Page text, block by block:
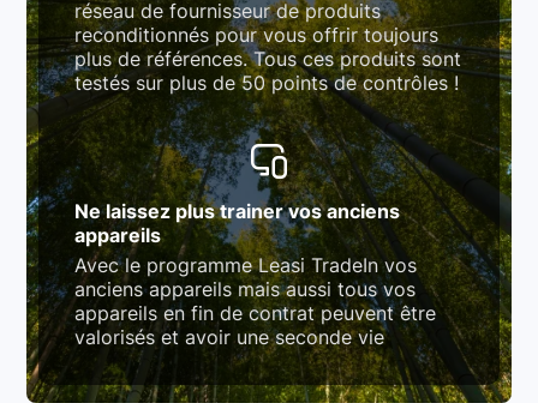
réseau de fournisseur de produits
reconditionnés pour vous offrir toujours
plus de références. Tous ces produits sont
testés sur plus de 50 points de contrôles !
Ne laissez plus trainer vos anciens
appareils
Avec le programme Leasi TradeIn vos
anciens appareils mais aussi tous vos
appareils en fin de contrat peuvent être
valorisés et avoir une seconde vie